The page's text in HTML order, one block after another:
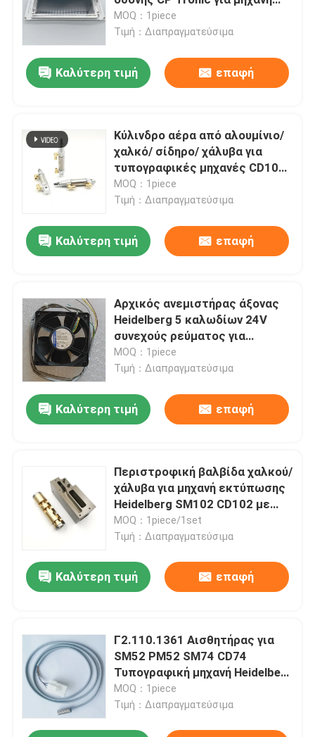
Μέρη μηχανών εκτύπωσης της Χαϋδελβέργης
Εναλλακτικά μέρη Muller Martini
Ζώνη αναρρόφησης
Wash Up Blades
Ανταλλακτικά μηχανών όφσετ
Ρουλεμάν μηχανών εκτύπωσης
Μέρη Τύπου όφσετ
Εφεδρείες εκτύπωσης όφσετ
Δίπλωμα των ανταλλακτικών μηχανών
Φραγμός τελών αγωγών μελανιού
εκτύπωσης Offset Heidelberg
MOQ：1piece
Τιμή：Διαπραγματεύσιμα
Καλύτερη τιμή επαφή
Κύλινδρο αέρα από αλουμίνιο/
χαλκό/ σίδηρο/ χάλυβα για
τυπογραφικές μηχανές CD102
SM102 - 100% δοκιμασμένος
πνευματικός κύλινδρος
MOQ：1piece
Τιμή：Διαπραγματεύσιμα
Καλύτερη τιμή επαφή
Αρχικός ανεμιστήρας άξονας
Heidelberg 5 καλωδίων 24V
συνεχούς ρεύματος για
εκτυπωτικές μηχανές CD102
SM74 CD74
MOQ：1piece
Τιμή：Διαπραγματεύσιμα
Καλύτερη τιμή επαφή
Περιστροφική βαλβίδα χαλκού/
χάλυβα για μηχανή εκτύπωσης
Heidelberg SM102 CD102 με
μεγάλη διάρκεια ζωής και
γρήγορη αποστολή
MOQ：1piece/1set
Τιμή：Διαπραγματεύσιμα
Καλύτερη τιμή επαφή
Γ2.110.1361 Αισθητήρας για
SM52 PM52 SM74 CD74
Τυπογραφική μηχανή Heidelberg
Ηλεκτρικά εξαρτήματα με
ταχεία αποστολή
MOQ：1piece
Τιμή：Διαπραγματεύσιμα